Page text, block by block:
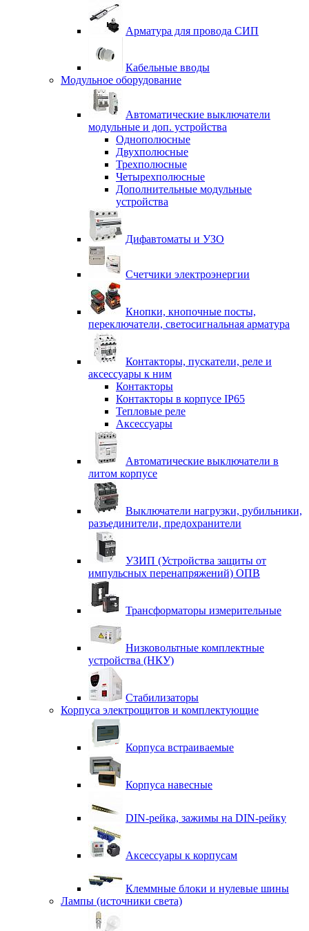
Арматура для провода СИП
Кабельные вводы
Модульное оборудование
Автоматические выключатели
модульные и доп. устройства
Однополюсные
Двухполюсные
Трехполюсные
Четырехполюсные
Дополнительные модульные
устройства
Дифавтоматы и УЗО
Счетчики электроэнергии
Кнопки, кнопочные посты,
переключатели, светосигнальная арматура
Контакторы, пускатели, реле и
аксессуары к ним
Контакторы
Контакторы в корпусе IP65
Тепловые реле
Аксессуары
Автоматические выключатели в
литом корпусе
Выключатели нагрузки, рубильники,
разъединители, предохранители
УЗИП (Устройства защиты от
импульсных перенапряжений) ОПВ
Трансформаторы измерительные
Низковольтные комплектные
устройства (НКУ)
Стабилизаторы
Корпуса электрощитов и комплектующие
Корпуса встраиваемые
Корпуса навесные
DIN-рейка, зажимы на DIN-рейку
Аксессуары к корпусам
Клеммные блоки и нулевые шины
Лампы (источники света)